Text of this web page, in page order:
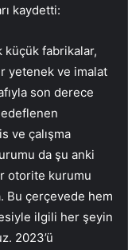
kaydetti:
küçük fabrikalar,
yetenek ve imalat
son derece
ve çalışma
da şu anki
otorite kurumu
Bu çerçevede hem
ilgili her şeyin
2023’ü